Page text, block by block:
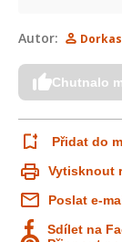
Autor:
Chutnalo
Přidat do
Vytisknout
Poslat e-
Sdílet na